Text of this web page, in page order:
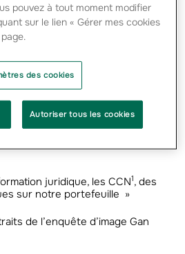
Gan Eurocourtage
sur le terrain du digital. Le plan
été guidé par les résultats
de travail créé autour de
des solutions simples et pratiques
juridique, les CCN1, des
sur notre portefeuille »
de l’enquête d’image Gan
pouvez à tout moment modifier
sur le lien « Gérer mes cookies
des cookies
Autoriser tous les cookies